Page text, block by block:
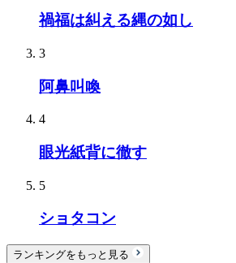
禍福は糾える縄の如し
3
阿鼻叫喚
4
眼光紙背に徹す
5
ショタコン
ランキングをもっと見る